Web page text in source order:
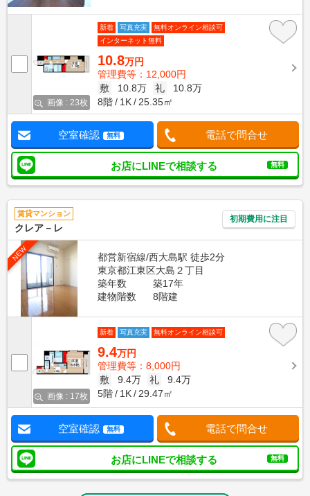
画像 : 23枚
新着 写真充実
無料オンライン相談可
インターネット無料
10.8万円
管理費等：12,000円
敷
10.8万 礼
10.8万
8階
1K 25.35㎡
空室確認 無料 電話で問合せ
お店にLINEで相談する 無料
賃貸マンション
クレア－レ
初期費用に注目
NEW
都営新宿線/西大島駅 徒歩2分
東京都江東区大島２丁目
築年数
築17年
建物階数
8階建
画像 : 17枚
新着 写真充実 無料オンライン相談可
9.4万円
管理費等：8,000円
敷
9.4万 礼
9.4万
5階
1K 29.47㎡
空室確認 無料 電話で問合せ
お店にLINEで相談する 無料